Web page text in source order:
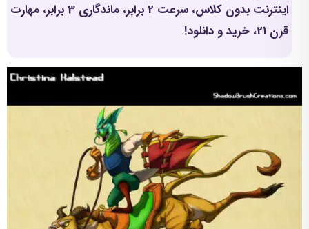
اینترنت بدون کلاس، سرعت 2 برابر، ماندگاری 3 برابر، مهارت
قرن 21، خرید و دانلود!